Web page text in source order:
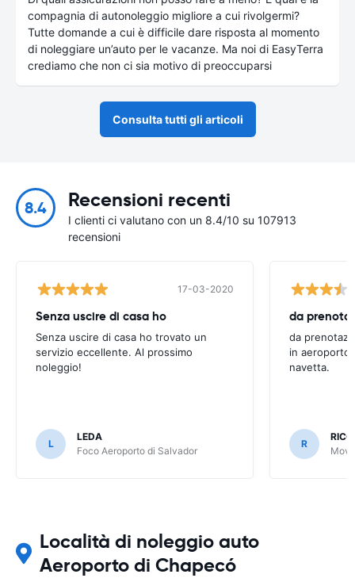
compagnia di autonoleggio migliore a cui rivolgermi?
Tutte domande a cui è difficile dare risposta al momento
di noleggiare un’auto per le vacanze. Ma noi di EasyTerra
crediamo che non ci sia motivo di preoccuparsi
Consulta tutti gli articoli
8.4 Recensioni recenti
I clienti ci valutano con un 8.4/10 su 107913
recensioni
17-03-2020
Senza uscire di casa ho
Senza uscire di casa ho trovato un
servizio eccellente. Al prossimo
noleggio!
L
LEDA
Foco Aeroporto di Salvador
da
in aeroporto
navetta.
R
Località di noleggio auto
Aeroporto di Chapecó